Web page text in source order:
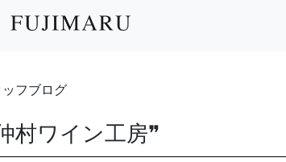
フブログ
村ワイン工房❞